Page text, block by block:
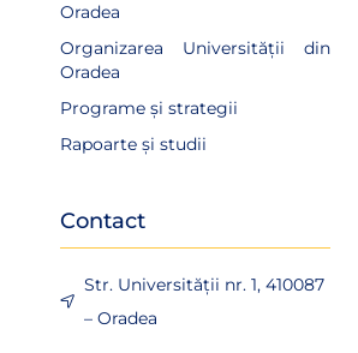
Oradea
Organizarea Universității din
Oradea
Programe și strategii
Rapoarte și studii
Contact
Str. Universității nr. 1, 410087
– Oradea